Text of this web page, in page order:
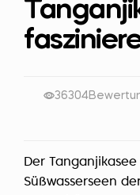
36304
Der
Süßwasserseen